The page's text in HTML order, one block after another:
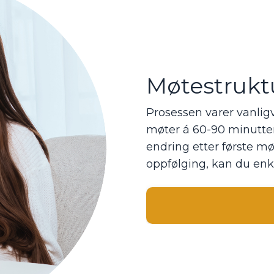
Prosessen varer
møter á 60-90
endring etter første
oppfølging, kan du